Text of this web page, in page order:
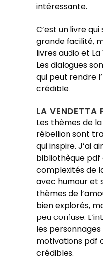
intéressante.
C’est un livre
grande facilité,
livres audio et
Les dialogues
qui peut rendre
crédible.
LA VENDETTA
Les thèmes de
rébellion sont
qui inspire. J’ai
bibliothèque pdf
complexités de
avec humour et
thèmes de
bien explorés,
peu confuse.
les
motivations pdf
crédibles.